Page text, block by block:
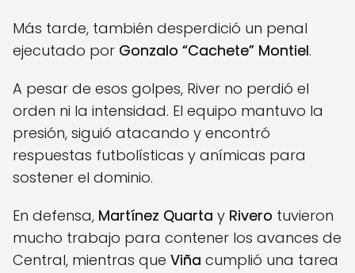
Más tarde, también desperdició un penal
ejecutado por Gonzalo “Cachete” Montiel.
A pesar de esos golpes, River no perdió el
orden ni la intensidad. El equipo mantuvo la
presión, siguió atacando y encontró
respuestas futbolísticas y anímicas para
sostener el dominio.
En defensa, Martínez Quarta y Rivero tuvieron
mucho trabajo para contener los avances de
Central, mientras que Viña cumplió una tarea